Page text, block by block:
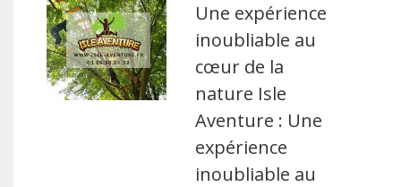
Une expérience
inoubliable au
cœur de la
nature Isle
Aventure : Une
expérience
inoubliable au